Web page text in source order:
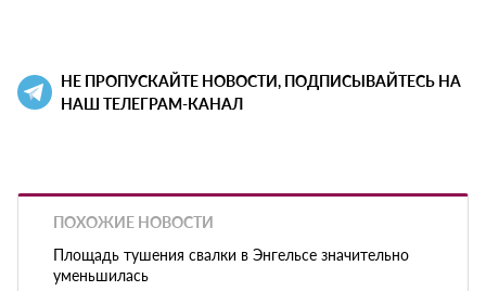
НЕ ПРОПУСКАЙТЕ НОВОСТИ, ПОДПИСЫВАЙТЕСЬ НА
НАШ ТЕЛЕГРАМ-КАНАЛ
ПОХОЖИЕ НОВОСТИ
Площадь тушения свалки в Энгельсе значительно
уменьшилась